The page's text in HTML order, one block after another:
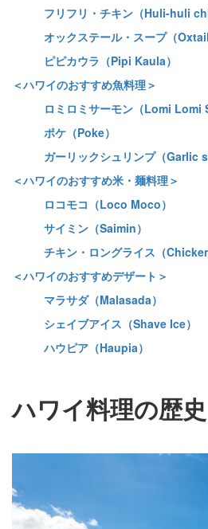
フリフリ・チキン（Huli-huli
オックステール・スープ（
ピピカウラ（Pipi Kaula）
＜ハワイのおすすめ魚料理＞
ロミロミサーモン（Lomi Lomi
ポケ（Poke）
ガーリックシュリンプ（Garlic
＜ハワイのおすすめ米・麺料理＞
ロコモコ（Loco Moco）
サイミン（Saimin）
チキン・ロングライス（
＜ハワイのおすすめデザート＞
マラサダ（Malasada）
シェイブアイス（Shave Ice）
ハウピア（Haupia）
ハワイ料理の歴